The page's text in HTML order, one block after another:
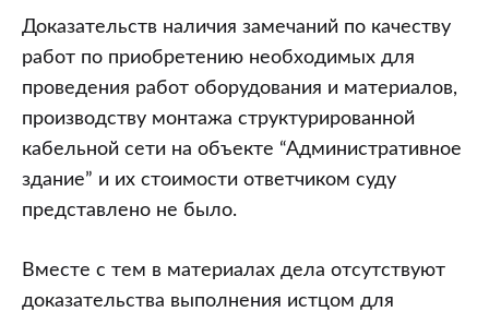
Доказательств наличия замечаний по качеству
работ по приобретению необходимых для
проведения работ оборудования и материалов,
производству монтажа структурированной
кабельной сети на объекте “Административное
здание” и их стоимости ответчиком суду
представлено не было.
Вместе с тем в материалах дела отсутствуют
доказательства выполнения истцом для